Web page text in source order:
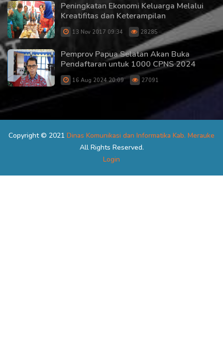
Peningkatan Ekonomi Keluarga Melalui
Kreatifitas dan Keterampilan
13 Nov 2017 09:34 28285
Pemprov Papua Selatan Akan Buka
Pendaftaran untuk 1000 CPNS 2024
16 Aug 2024 20:09 27091
Copyright © 2021 Dinas Komunikasi dan Informatika Kab. Merauke
All Rights Reserved.
Login